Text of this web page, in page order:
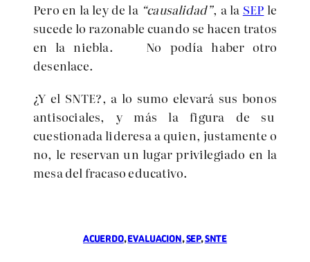
Pero en la ley de la “causalidad”, a la SEP le
sucede lo razonable cuando se hacen tratos
en la niebla. No podía haber otro
desenlace.
¿Y el SNTE?, a lo sumo elevará sus bonos
antisociales, y más la figura de su
cuestionada lideresa a quien, justamente o
no, le reservan un lugar privilegiado en la
mesa del fracaso educativo.
ACUERDO, EVALUACION, SEP, SNTE